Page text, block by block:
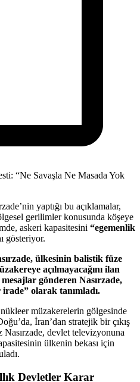
yaptığı bu açıklamalar,
gerilimler konusunda köşeye
askeri kapasitesini “egemenlik
gösteriyor.
ülkesinin balistik füze
açılmayacağını ilan
gönderen Nasırzade,
olarak tanımladı.
müzakerelerin gölgesinde
İran’dan stratejik bir çıkış
devlet televizyonuna
ülkenin bekası için
Devletler Karar